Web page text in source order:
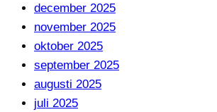
december 2025
november 2025
oktober 2025
september 2025
augusti 2025
juli 2025